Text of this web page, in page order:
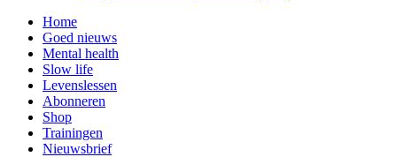
Home
Goed nieuws
Mental health
Slow life
Levenslessen
Abonneren
Shop
Trainingen
Nieuwsbrief